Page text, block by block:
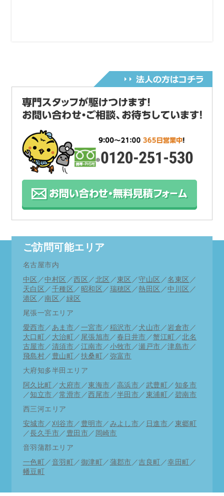
ご訪問可能エリア
名古屋市内
中区 ／中村区 ／西区 ／ 北区 ／東区 ／守山区 ／ 名東区 ／
天白区 ／ 千種区 ／ 昭和区 ／ 瑞穂区 ／ 熱田区 ／中川区 ／
港区 ／南区 ／ 緑区
尾張一宮エリア
愛西市 ／ あま市 ／ 一宮市 ／ 稲沢市 ／ 犬山市 ／ 岩倉市 ／
大口町 ／ 大治町 ／ 尾張旭市 ／ 春日井市 ／蟹江町 ／北名
古屋市 ／ 清須市 ／ 江南市 ／ 小牧市 ／瀬戸市 ／津島市 ／
飛島村 ／ 豊山町 ／ 扶桑町 ／ 弥富市
大府知多半田エリア
阿久比町 ／ 大府市 ／東海市 ／ 高浜市 ／ 武豊町 ／ 知多市
／知立市 ／常滑市 ／西尾市 ／半田市 ／ 東浦町 ／ 碧南市
西三河エリア
安城市 ／ 刈谷市 ／ 豊明市 ／ みよし市 ／ 日進市 ／ 東郷町
／長久手市 ／ 豊田市 ／ 岡崎市
音羽蒲郡エリア
一色町 ／ 音羽町 ／ 御津町 ／ 蒲郡市 ／吉良町 ／幸田町 ／
幡豆町